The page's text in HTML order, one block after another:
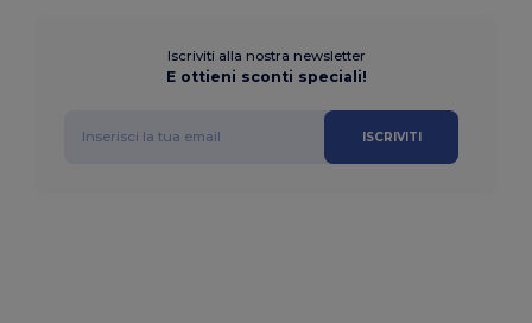
Iscriviti alla nostra newsletter
E ottieni sconti speciali!
ISCRIVITI